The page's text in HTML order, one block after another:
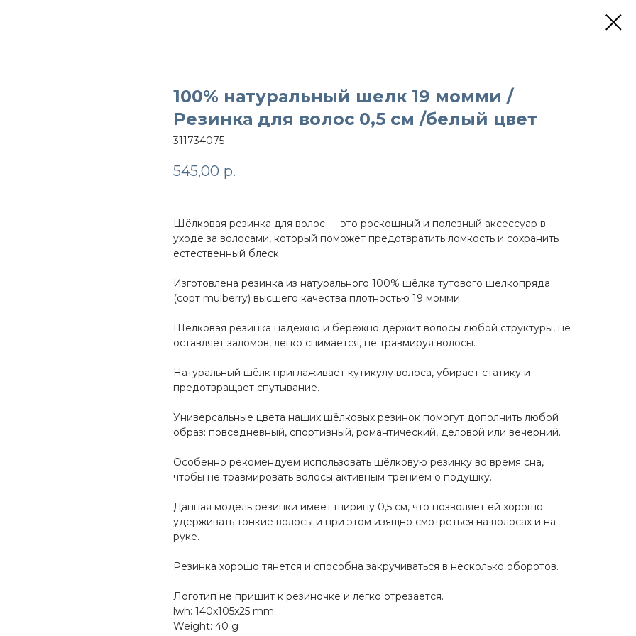
100% натуральный шелк 19 момми /
Резинка для волос 0,5 см /белый цвет
311734075
545,00 р.
Шёлковая резинка для волос — это роскошный и полезный аксессуар в
уходе за волосами, который поможет предотвратить ломкость и сохранить
естественный блеск.
Изготовлена резинка из натурального 100% шёлка тутового шелкопряда
(сорт mulberry) высшего качества плотностью 19 момми.
Шёлковая резинка надежно и бережно держит волосы любой структуры, не
оставляет заломов, легко снимается, не травмируя волосы.
Натуральный шёлк приглаживает кутикулу волоса, убирает статику и
предотвращает спутывание.
Универсальные цвета наших шёлковых резинок помогут дополнить любой
образ: повседневный, спортивный, романтический, деловой или вечерний.
Особенно рекомендуем использовать шёлковую резинку во время сна,
чтобы не травмировать волосы активным трением о подушку.
Данная модель резинки имеет ширину 0,5 см, что позволяет ей хорошо
удерживать тонкие волосы и при этом изящно смотреться на волосах и на
руке.
Резинка хорошо тянется и способна закручиваться в несколько оборотов.
Логотип не пришит к резиночке и легко отрезается.
lwh: 140x105x25 mm
Weight: 40 g